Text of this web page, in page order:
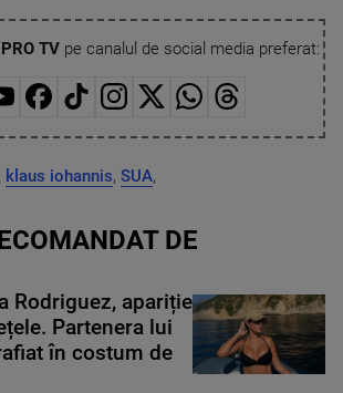
TVpe canalul de social media preferat:
klaus iohannis, SUA,
DE
Rodriguez, apariție
Partenera lui
în costum de